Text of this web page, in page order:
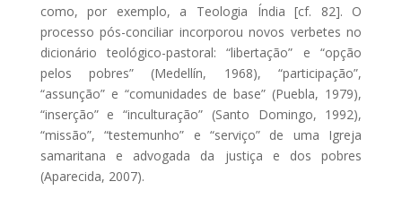
como, por exemplo, a Teologia Índia [cf. 82]. O
processo pós-conciliar incorporou novos verbetes no
dicionário teológico-pastoral: “libertação” e “opção
pelos pobres” (Medellín, 1968), “participação”,
“assunção” e “comunidades de base” (Puebla, 1979),
“inserção” e “inculturação” (Santo Domingo, 1992),
“missão”, “testemunho” e “serviço” de uma Igreja
samaritana e advogada da justiça e dos pobres
(Aparecida, 2007).